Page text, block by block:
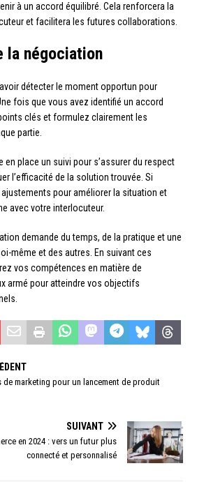
à un accord équilibré. Cela renforcera la
et facilitera les futures collaborations.
la négociation
détecter le moment opportun pour
fois que vous avez identifié un accord
clés et formulez clairement les
partie.
en place un suivi pour s’assurer du respect
l’efficacité de la solution trouvée. Si
pour améliorer la situation et
avec votre interlocuteur.
demande du temps, de la pratique et une
même et des autres. En suivant ces
vos compétences en matière de
armé pour atteindre vos objectifs
de marketing pour un lancement de produit
SUIVANT
en 2024 : vers un futur plus
connecté et personnalisé